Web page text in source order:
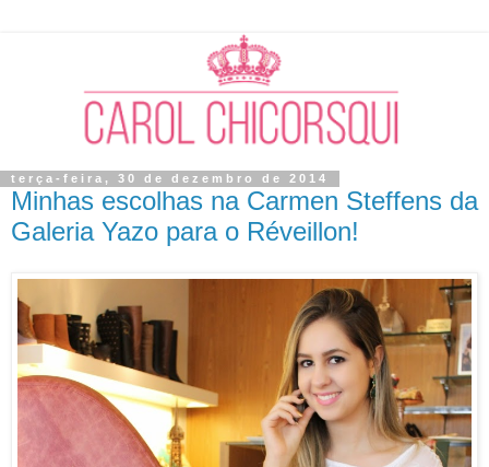
terça-feira, 30 de dezembro de 2014
Minhas escolhas na Carmen Steffens da
Galeria Yazo para o Réveillon!